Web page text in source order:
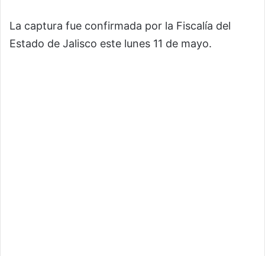
La captura fue confirmada por la Fiscalía del
Estado de Jalisco este lunes 11 de mayo.